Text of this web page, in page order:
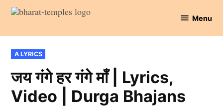
Skip
content
Temples
Menu
POSTED
IN
A LYRICS
जय गंगे हर गंगे माँ | Lyrics,
Video | Durga Bhajans